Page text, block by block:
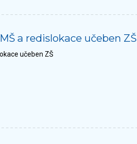
a redislokace učeben ZŠ
učeben ZŠ